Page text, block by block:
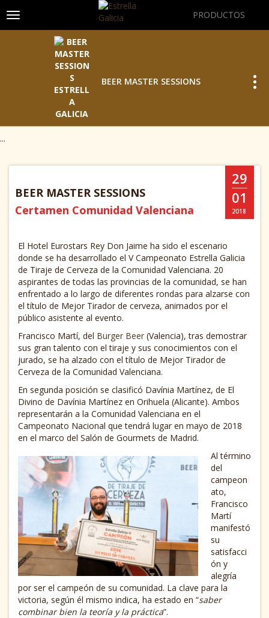
PRODUCTOS
Toggle navigation
BEER MASTER SESSIONS
...
29
01
2018
BEER MASTER SESSIONS
Certamen Comunidad Valenciana
El Hotel Eurostars Rey Don Jaime ha sido el escenario
donde se ha desarrollado el V Campeonato Estrella Galicia
de Tiraje de Cerveza de la Comunidad Valenciana. 20
aspirantes de todas las provincias de la comunidad, se han
enfrentado a lo largo de diferentes rondas para alzarse con
el título de Mejor Tirador de cerveza, animados por el
público asistente al evento.
Francisco Martí, del Burger Beer (Valencia), tras demostrar
sus gran talento con el tiraje y sus conocimientos con el
jurado, se ha alzado con el título de Mejor Tirador de
Cerveza de la Comunidad Valenciana.
En segunda posición se clasificó Davínia Martínez, de El
Divino de Davínia Martínez en Orihuela (Alicante). Ambos
representarán a la Comunidad Valenciana en el
Campeonato Nacional que tendrá lugar en mayo de 2018
en el marco del Salón de Gourmets de Madrid.
Al término
del
campeon
ato,
Francisco
Martí
manifestó
su
satisfacci
ón y
alegría
por ser el campeón de su comunidad. La clave para la
victoria, según él mismo indica, ha estado en “saber
combinar bien la teoría y la práctica”.